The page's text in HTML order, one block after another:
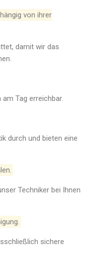
von ihrer
damit wir das
Tag erreichbar.
durch und bieten eine
Techniker bei Ihnen
sichere